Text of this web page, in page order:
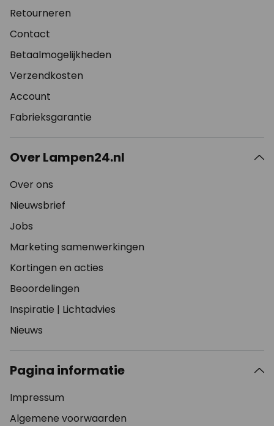
Retourneren
Contact
Betaalmogelijkheden
Verzendkosten
Account
Fabrieksgarantie
Over Lampen24.nl
Over ons
Nieuwsbrief
Jobs
Marketing samenwerkingen
Kortingen en acties
Beoordelingen
Inspiratie | Lichtadvies
Nieuws
Pagina informatie
Impressum
Algemene voorwaarden